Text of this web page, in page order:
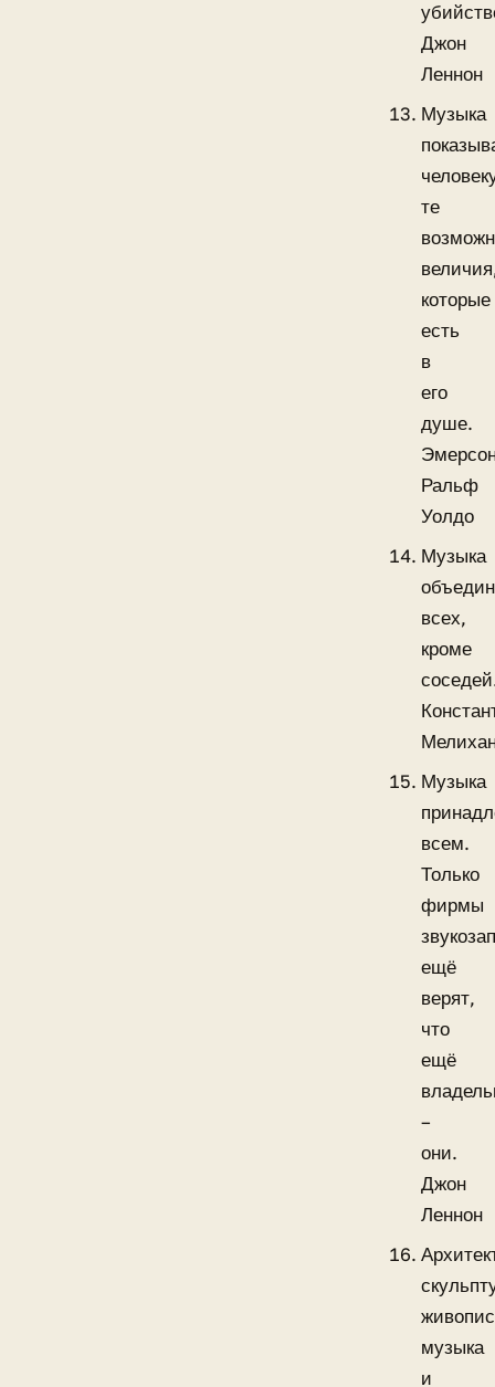
Джон
Леннон
Музыка
те
которые
есть
в
его
душе.
Ральф
Уолдо
Музыка
всех,
кроме
Музыка
всем.
Только
фирмы
ещё
верят,
что
ещё
–
они.
Джон
Леннон
музыка
и